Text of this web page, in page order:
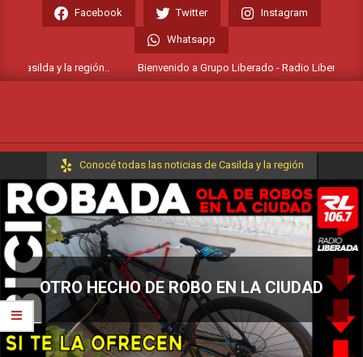
Facebook Twitter Instagram
Whatsapp
Casilda y la región.. Bienvenido a Grupo Liberado - Radio Liberada
Primary
Menu
Conocé todas las noticias de Casilda y la región
OTRO HECHO DE ROBO EN LA CIUDAD